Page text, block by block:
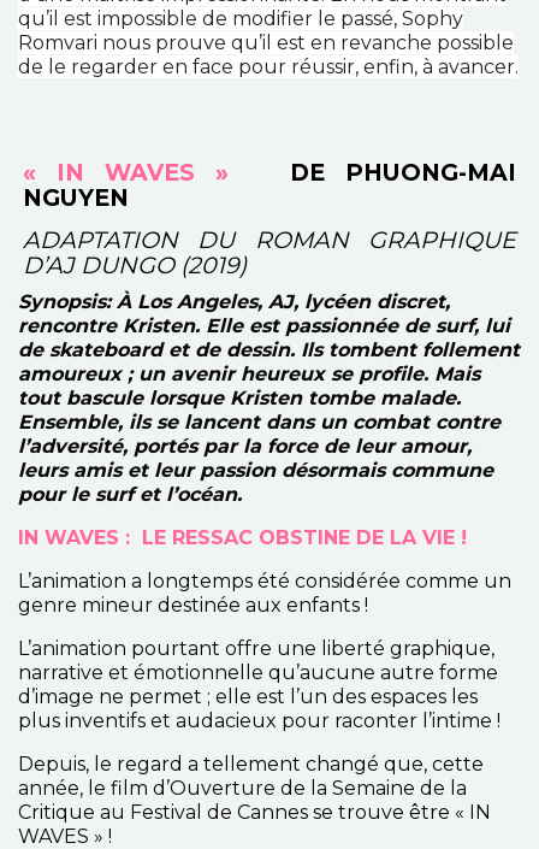
qu’il est impossible de modifier le passé, Sophy
Romvari nous prouve qu’il est en revanche possible
de le regarder en face pour réussir, enfin, à avancer.
« IN WAVES » DE PHUONG-MAI
NGUYEN
ADAPTATION DU ROMAN GRAPHIQUE
D’AJ DUNGO (2019)
Synopsis:À Los Angeles, AJ, lycéen discret,
rencontre Kristen. Elle est passionnée de surf, lui
de skateboard et de dessin. Ils tombent follement
amoureux ; un avenir heureux se profile. Mais
tout bascule lorsque Kristen tombe malade.
Ensemble, ils se lancent dans un combat contre
l’adversité, portés par la force de leur amour,
leurs amis et leur passion désormais commune
pour le surf et l’océan.
IN WAVES : LE RESSAC OBSTINE DE LA VIE !
L’animation a longtemps été considérée comme un
genre mineur destinée aux enfants !
L’animation pourtant offre une liberté graphique,
narrative et émotionnelle qu’aucune autre forme
d’image ne permet ; elle est l’un des espaces les
plus inventifs et audacieux pour raconter l’intime !
Depuis, le regard a tellement changé que, cette
année, le film d’Ouverture de la Semaine de la
Critique au Festival de Cannes se trouve être « IN
WAVES » !